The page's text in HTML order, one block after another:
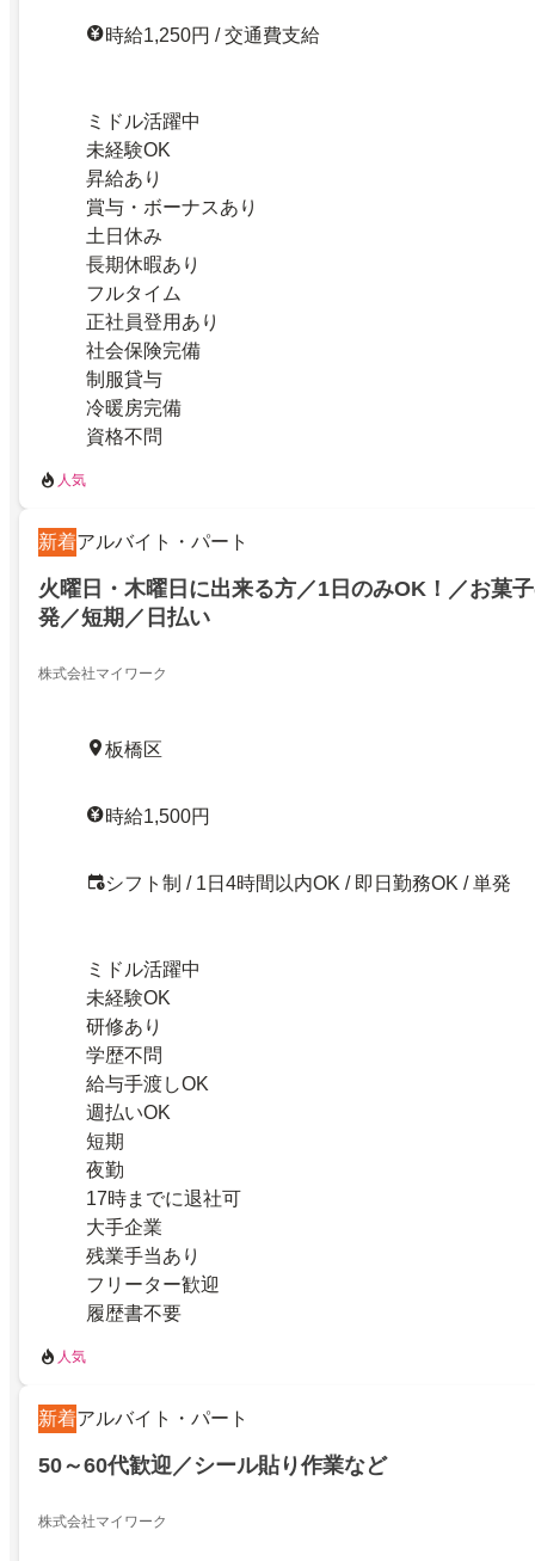
時給1,250円 / 交通費支給
ミドル活躍中
未経験OK
昇給あり
賞与・ボーナスあり
土日休み
長期休暇あり
フルタイム
正社員登用あり
社会保険完備
制服貸与
冷暖房完備
資格不問
人気
新着アルバイト・パート
火曜日・木曜日に出来る方／1日のみOK！／お菓
発／短期／日払い
株式会社マイワーク
板橋区
時給1,500円
シフト制 / 1日4時間以内OK / 即日勤務OK / 単発
ミドル活躍中
未経験OK
研修あり
学歴不問
給与手渡しOK
週払いOK
短期
夜勤
17時までに退社可
大手企業
残業手当あり
フリーター歓迎
履歴書不要
人気
新着アルバイト・パート
50～60代歓迎／シール貼り作業など
株式会社マイワーク